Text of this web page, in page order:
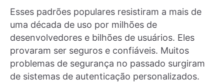
Esses padrões populares resistiram a mais de
uma década de uso por milhões de
desenvolvedores e bilhões de usuários. Eles
provaram ser seguros e confiáveis. Muitos
problemas de segurança no passado surgiram
de sistemas de autenticação personalizados.